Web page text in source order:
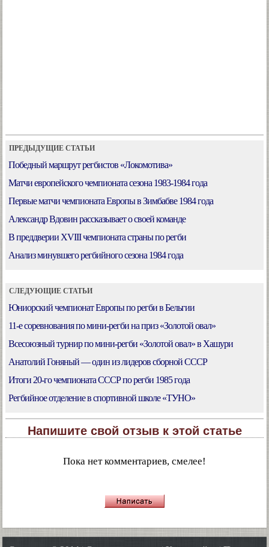
ПРЕДЫДУЩИЕ СТАТЬИ
Победный маршрут регбистов «Локомотива»
Матчи европейского чемпионата сезона 1983-1984 года
Первые матчи чемпионата Европы в Зимбабве 1984 года
Александр Вдовин рассказывает о своей команде
В преддверии XVIII чемпионата страны по регби
Анализ минувшего регбийного сезона 1984 года
СЛЕДУЮЩИЕ СТАТЬИ
Юниорский чемпионат Европы по регби в Бельгии
11-е соревнования по мини-регби на приз «Золотой овал»
Всесоюзный турнир по мини-регби «Золотой овал» в Хашури
Анатолий Гоняный — один из лидеров сборной СССР
Итоги 20-го чемпионата СССР по регби 1985 года
Регбийное отделение в спортивной школе «ТУНО»
Напишите свой отзыв к этой статье
Пока нет комментариев, смелее!